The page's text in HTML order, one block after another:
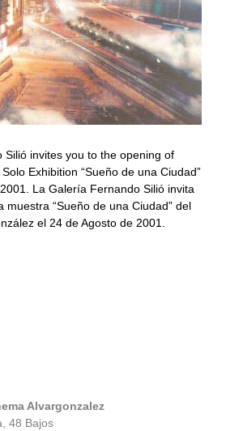
invites you to the opening of
Exhibition “Sueño de una Ciudad”
La Galería Fernando Silió invita
muestra “Sueño de una Ciudad” del
el 24 de Agosto de 2001.
Alvargonzalez
48 Bajos